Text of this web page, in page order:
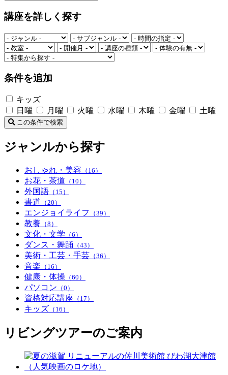
講座を詳しく探す
条件を追加
キッズ
日曜
月曜 火曜 水曜 木曜 金曜 土曜
この条件で検索
ジャンルから探す
おしゃれ・美容 （16）
お花・茶道 （10）
外国語 （15）
書道 （20）
エンジョイライフ （39）
教養 （8）
文化・文学 （6）
ダンス・舞踊 （43）
美術・工芸・手芸 （36）
音楽 （16）
健康・体操 （60）
パソコン （0）
資格対応講座 （17）
キッズ （16）
リビングツアーのご案内